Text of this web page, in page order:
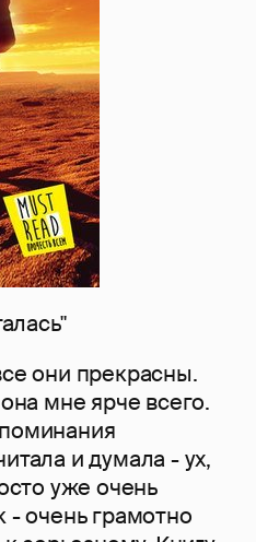
они прекрасны.
мне ярче всего.
и думала - ух,
уже очень
- очень грамотно